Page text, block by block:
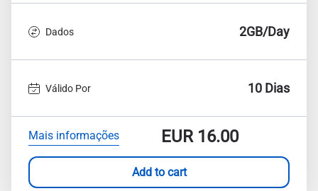
Dados 2GB/Day
Válido Por 10 Dias
Mais informações EUR16.00
Add to cart